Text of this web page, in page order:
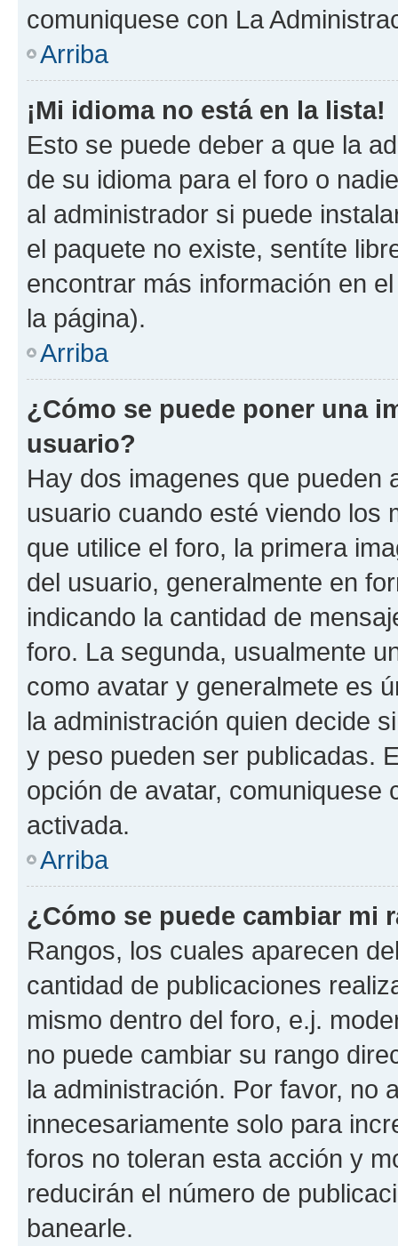
comuniquese con La
Arriba
¡Mi idioma no está en la lista!
Esto se puede deber a que la
de su idioma para el foro o
al administrador si puede
el paquete no existe, sentíte
encontrar más información en
la página).
Arriba
¿Cómo se puede poner una
usuario?
Hay dos imagenes que pueden
usuario cuando esté viendo los
que utilice el foro, la primera
del usuario, generalmente en
indicando la cantidad de
foro. La segunda, usualmente
como avatar y generalmete es
la administración quien decide
y peso pueden ser publicadas.
opción de avatar, comuniquese
activada.
Arriba
¿Cómo se puede cambiar mi
Rangos, los cuales aparecen
cantidad de publicaciones
mismo dentro del foro, e.j.
no puede cambiar su rango
la administración. Por favor, no
innecesariamente solo para
foros no toleran esta acción y
reducirán el número de
banearle.